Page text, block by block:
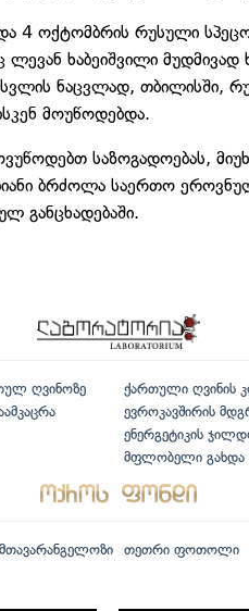
4 ოქტომბრის რუსული
ხაბეიშვილი მუდმივად
ნაცვლად, თბილისში,
მოუწოდებდა.
საზოგადოებას,
ბრძოლა საერთო
განცხადებაში.
ღვინოზე
ქართული ღვინის
ევროკავშირის
ენერგეტიკის
მფლობელი გახდა
თეთრი ფოთოლი